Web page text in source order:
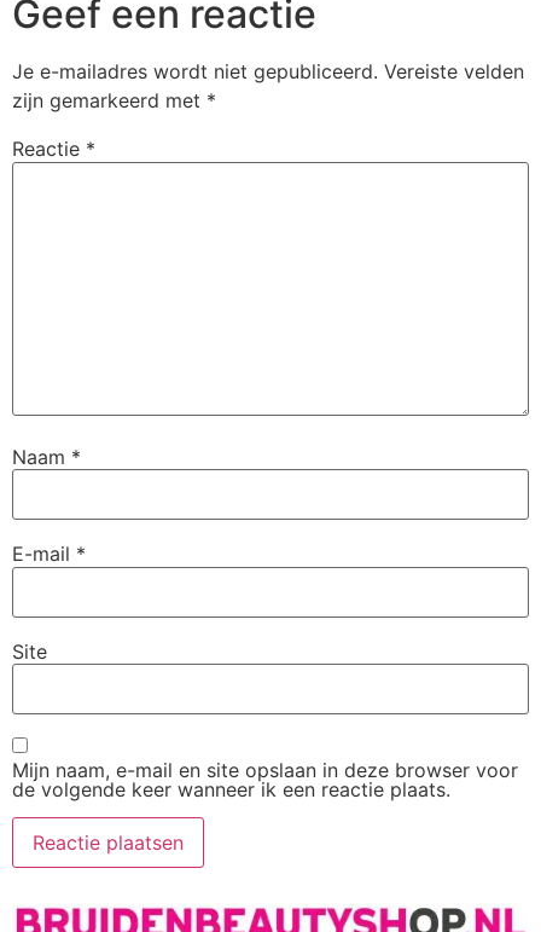
Geef een reactie
Je e-mailadres wordt niet gepubliceerd. Vereiste velden
zijn gemarkeerd met *
Reactie *
Naam *
E-mail *
Site
Mijn naam, e-mail en site opslaan in deze browser voor
de volgende keer wanneer ik een reactie plaats.